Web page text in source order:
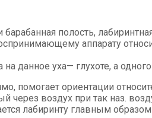
полость,
аппарату
данное уха— глу­хоте, а
помо­гает ориентации
через воздух при так наз.
лабиринту главным